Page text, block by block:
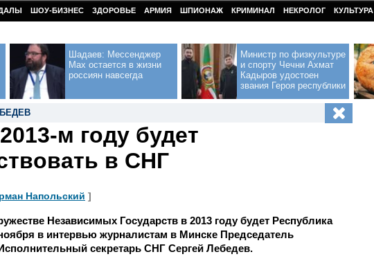
ШОУ-БИЗНЕС ЗДОРОВЬЕ АРМИЯ ШПИОНАЖ КРИМИНАЛ НЕКРОЛОГ КУЛЬТУРА
Шадаев: Мессенджер
Max остается в жизни
россиян навсегда
Министр по физкультуре
и спорту Чечни Ахмат
Кадыров удостоен
звания Героя республики
м году будет
в СНГ
Напольский ]
Независимых Государств в 2013 году будет Республика
в интервью журналистам в Минске Председатель
секретарь СНГ Сергей Лебедев.